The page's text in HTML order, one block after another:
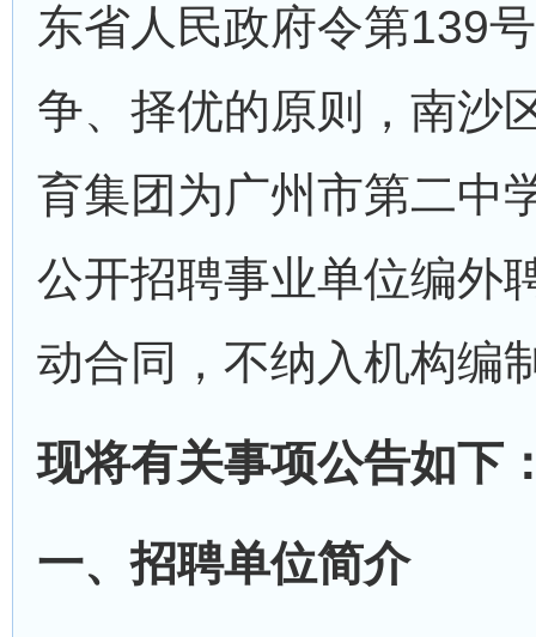
东省人民政府令第139
争、择优的原则，南沙
育集团为广州市第二中
公开招聘事业单位编外
动合同，不纳入机构编
现将有关事项公告如下
一、招聘单位简介